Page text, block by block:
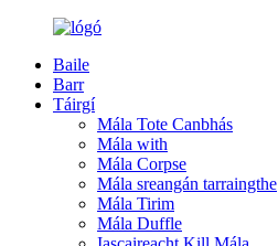
Baile
Barr
Táirgí
Mála Tote Canbhás
Mála with
Mála Corpse
Mála sreangán tarraingthe
Mála Tirim
Mála Duffle